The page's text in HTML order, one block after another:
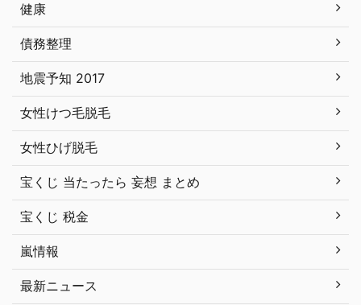
健康
債務整理
地震予知 2017
女性けつ毛脱毛
女性ひげ脱毛
宝くじ 当たったら 妄想 まとめ
宝くじ 税金
嵐情報
最新ニュース